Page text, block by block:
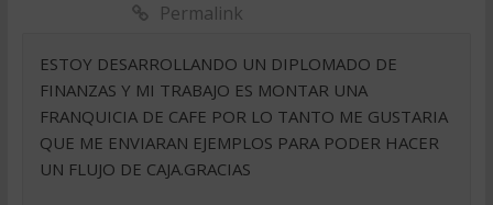
Permalink
ESTOY DESARROLLANDO UN DIPLOMADO DE
FINANZAS Y MI TRABAJO ES MONTAR UNA
FRANQUICIA DE CAFE POR LO TANTO ME GUSTARIA
QUE ME ENVIARAN EJEMPLOS PARA PODER HACER
UN FLUJO DE CAJA.GRACIAS